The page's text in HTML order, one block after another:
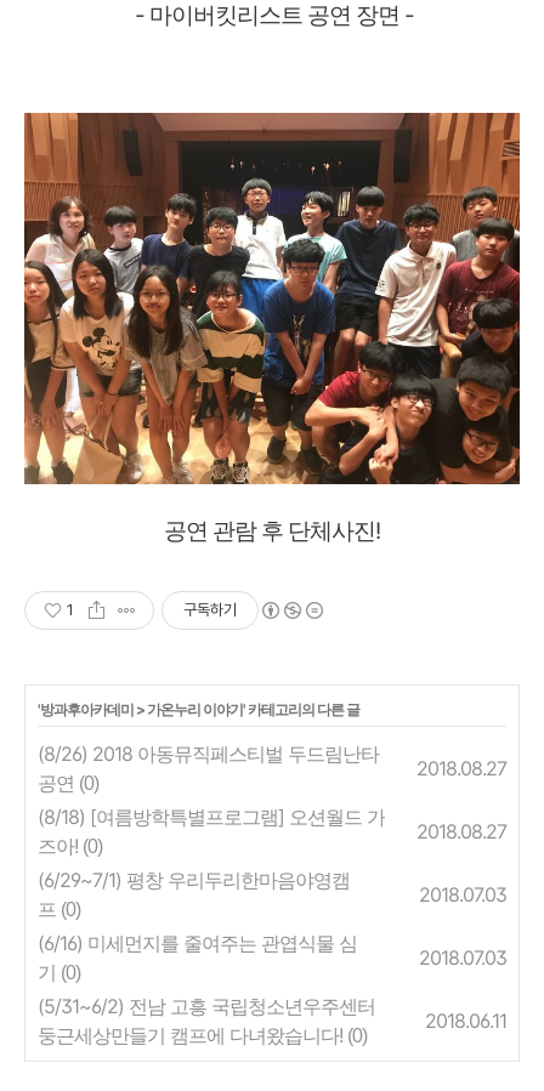
- 마이버킷리스트 공연 장면 -
공연 관람 후 단체사진!
1 구독하기
'방과후아카데미 > 가온누리 이야기' 카테고리의 다른 글
(8/26) 2018 아동뮤직페스티벌 두드림난타
공연 (0)
2018.08.27
(8/18) [여름방학특별프로그램] 오션월드 가
즈아! (0)
2018.08.27
(6/29~7/1) 평창 우리두리한마음야영캠
프 (0)
2018.07.03
(6/16) 미세먼지를 줄여주는 관엽식물 심
기 (0)
2018.07.03
(5/31~6/2) 전남 고흥 국립청소년우주센터
둥근세상만들기 캠프에 다녀왔습니다! (0)
2018.06.11